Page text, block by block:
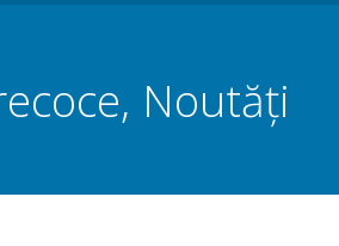
, Noutăți